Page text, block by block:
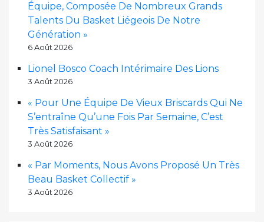
Équipe, Composée De Nombreux Grands
Talents Du Basket Liégeois De Notre
Génération »
6 Août 2026
Lionel Bosco Coach Intérimaire Des Lions
3 Août 2026
« Pour Une Équipe De Vieux Briscards Qui Ne
S’entraîne Qu’une Fois Par Semaine, C’est
Très Satisfaisant »
3 Août 2026
« Par Moments, Nous Avons Proposé Un Très
Beau Basket Collectif »
3 Août 2026